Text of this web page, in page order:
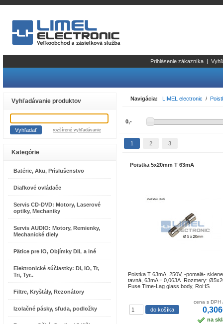
Prihlásenie zákazníka |
Vyhľadávanie produktov
rozšírené vyhľadávanie
Kategórie
Batérie, Aku, Príslušenstvo
Diaľkové ovládače
Servis CD-DVD: Motory, Laserové
optiky, Mechaniky
Servis AUDIO: Motory, Remienky,
Mechanické diely
Pätice pre IO, Objímky DIL a iné
Elektronické súčiastky: Di, IO, Tr,
Tri, Tyr..
Filtre, Kryštály, Rezonátory
Izolačné pásky, sľuda, podložky
Navigácia: LIMEL electronic /
1 2 3
Poistka 5x20mm T 63mA
Poistka T 63mA, 250V, -pomalá-
tavná, 63mA = 0,063A Rozmery:
Fuse Time-Lag glass body, RoHS
cena s DPH
na